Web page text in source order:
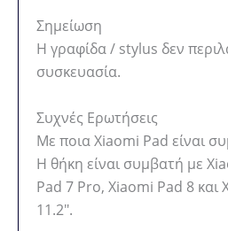
Σημείωση
Η γραφίδα / stylus δεν
συσκευασία.
Συχνές Ερωτήσεις
Με ποια Xiaomi Pad είναι
Η θήκη είναι συμβατή με
Pad 7 Pro, Xiaomi Pad 8 και
11.2″.